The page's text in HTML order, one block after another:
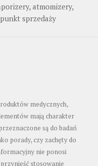
atmomizery,
sprzedaży
medycznych,
mają charakter
są do badań
porady, czy zachęty do
nie ponosi
stosowanie